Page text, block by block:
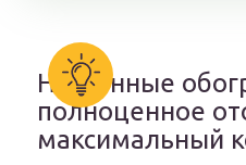
Настенные
полноценное
максимальный